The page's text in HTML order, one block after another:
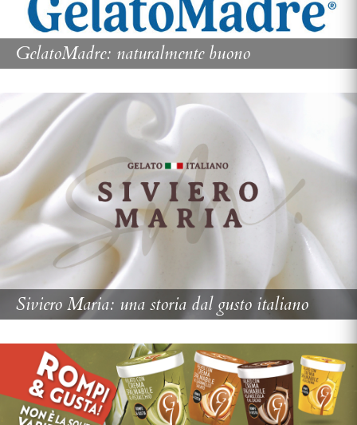
GelatoMadre: naturalmente buono
Siviero Maria: una storia dal gusto italiano